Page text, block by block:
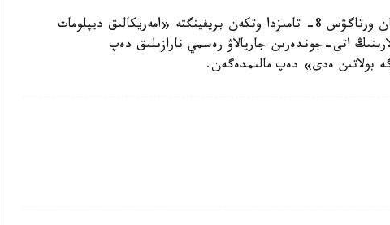
مەملەكەتتىك دەپارتامەنتىنىڭ رەسمي وكىلى مورگان ورتاگۋس 8- تامىزدا وتكەن بريفينگتە «امەريكالىق ديپلومات
اتى-جوندەرىن جاريالاۋ رەسمي نارازىلىق دەپ
بولاتىن ەدى» دەپ مالىمدەگەن.